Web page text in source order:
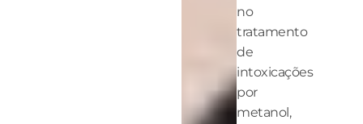
no
tratamento
de
intoxicações
por
metanol,